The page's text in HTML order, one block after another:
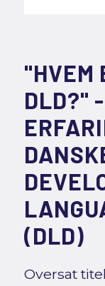
"HVEM
DLD?"
(DLD)
Oversat titel